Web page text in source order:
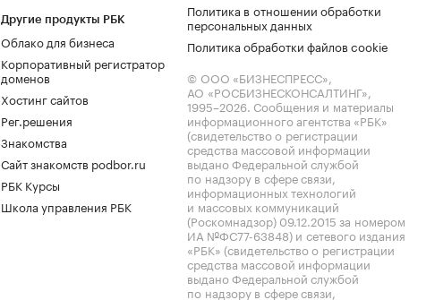
Другие продукты РБК
Облако для бизнеса
Корпоративный регистратор
доменов
Хостинг сайтов
Рег.решения
Знакомства
Сайт знакомств podbor.ru
РБК Курсы
Школа управления РБК
Политика в отношении обработки
персональных данных
Политика обработки файлов cookie
© ООО «БИЗНЕСПРЕСС»,
АО «РОСБИЗНЕСКОНСАЛТИНГ»,
1995–2026. Сообщения и материалы
информационного агентства «РБК»
(свидетельство о регистрации
средства массовой информации
выдано Федеральной службой
по надзору в сфере связи,
информационных технологий
и массовых коммуникаций
(Роскомнадзор) 09.12.2015 за номером
ИА №ФС77-63848) и сетевого издания
«РБК» (свидетельство о регистрации
средства массовой информации
выдано Федеральной службой
по надзору в сфере связи,